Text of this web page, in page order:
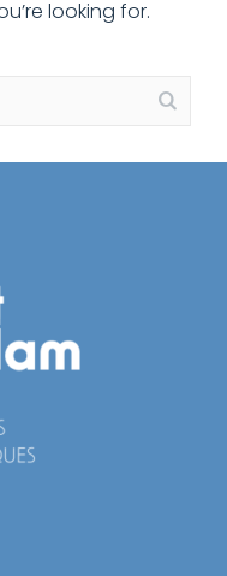
looking for.